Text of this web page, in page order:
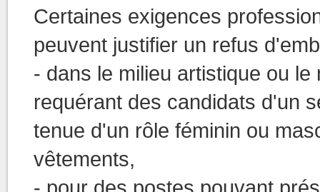
Certaines exigences
peuvent justifier un refus
- dans le milieu artistique ou
requérant des candidats d'un
tenue d'un rôle féminin ou
vêtements,